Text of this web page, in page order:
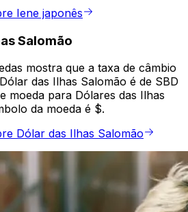
Iene japonês
Salomão
mostra que a taxa de câmbio
das Ilhas Salomão é de SBD
moeda para Dólares das Ilhas
da moeda é $.
Dólar das Ilhas Salomão